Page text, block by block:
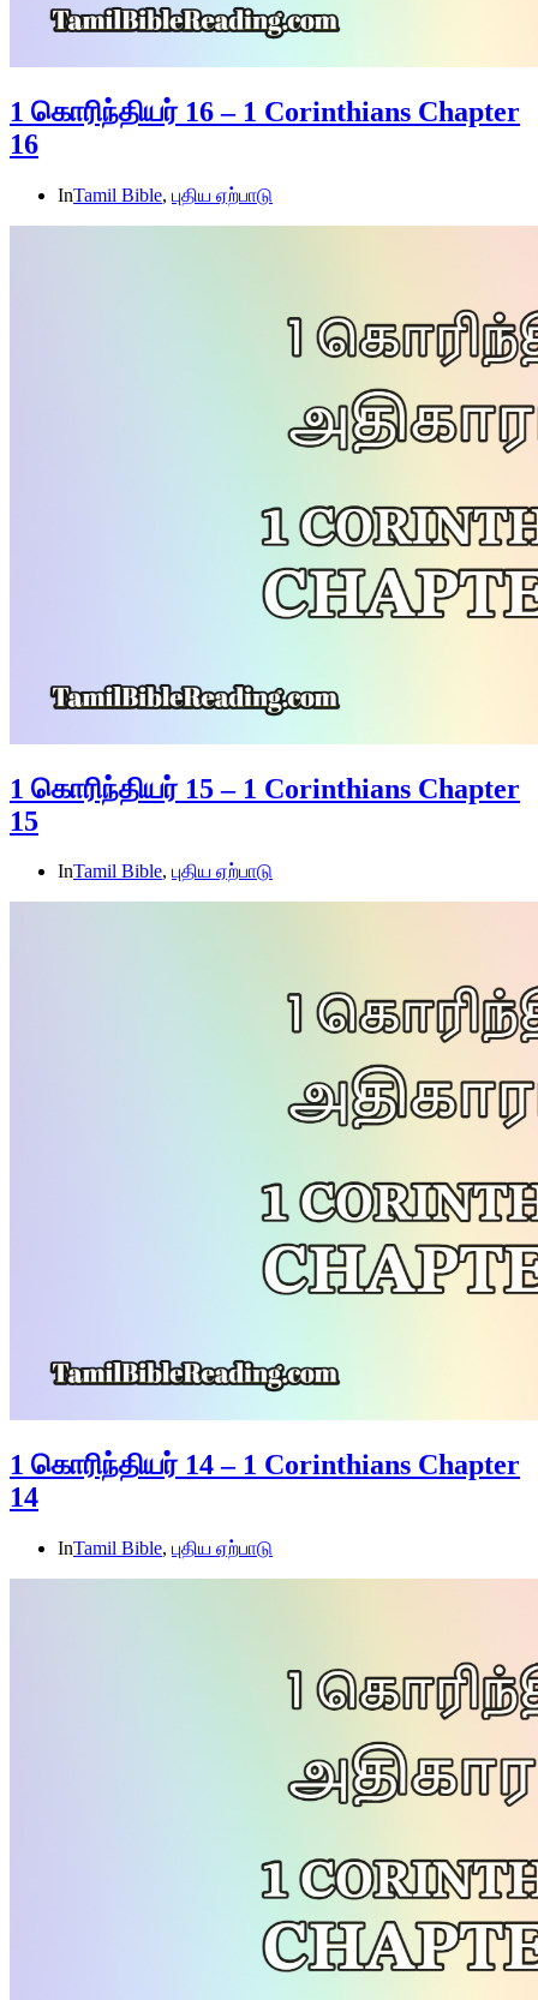
1 கொரிந்தியர் 16 – 1 Corinthians Chapter
16
InTamil Bible, புதிய ஏற்பாடு
1 கொரிந்தியர் 15 – 1 Corinthians Chapter
15
InTamil Bible, புதிய ஏற்பாடு
1 கொரிந்தியர் 14 – 1 Corinthians Chapter
14
InTamil Bible, புதிய ஏற்பாடு